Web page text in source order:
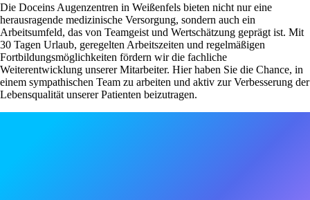
Die Doceins Augenzentren in Weißenfels bieten nicht nur eine
herausragende medizinische Versorgung, sondern auch ein
Arbeitsumfeld, das von Teamgeist und Wertschätzung geprägt ist. Mit
30 Tagen Urlaub, geregelten Arbeitszeiten und regelmäßigen
Fortbildungsmöglichkeiten fördern wir die fachliche
Weiterentwicklung unserer Mitarbeiter. Hier haben Sie die Chance, in
einem sympathischen Team zu arbeiten und aktiv zur Verbesserung der
Lebensqualität unserer Patienten beizutragen.